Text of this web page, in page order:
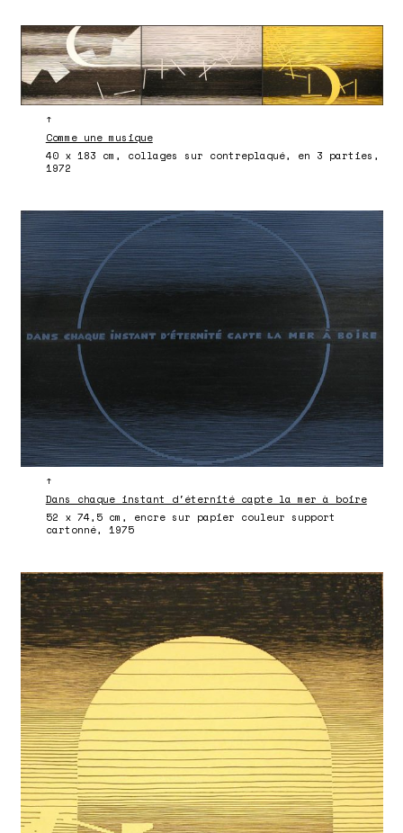
↑
Comme une musique
40 x 183 cm, collages sur contreplaqué, en 3 parties,
1972
↑
Dans chaque instant d'éternité capte la mer à boire
52 x 74,5 cm, encre sur papier couleur support
cartonné, 1975